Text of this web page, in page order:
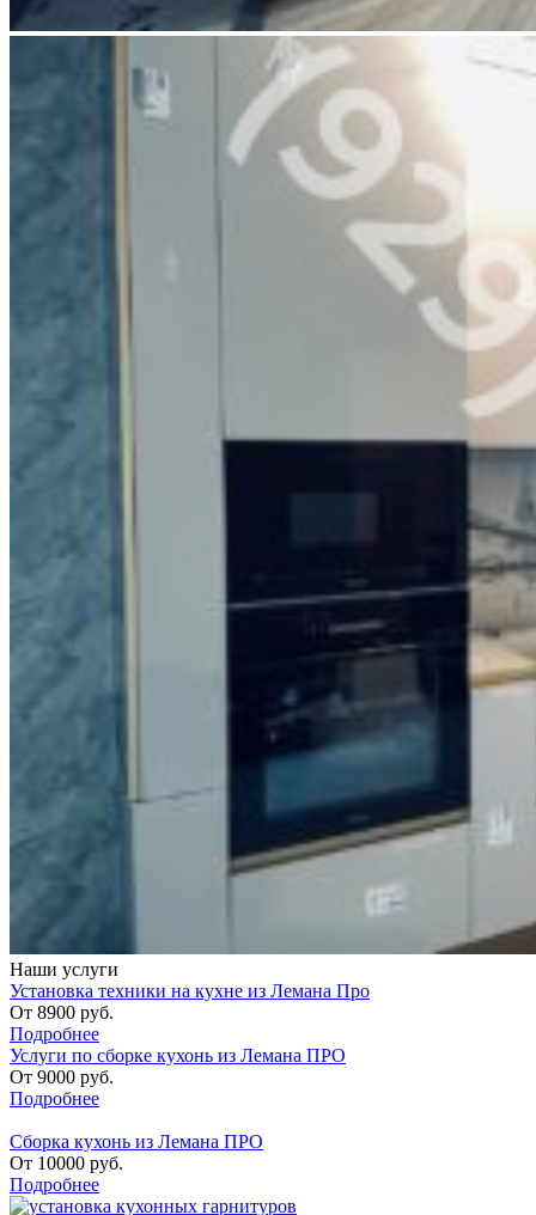
Наши услуги
Установка техники на кухне из Лемана Про
От 8900 руб.
Подробнее
Услуги по сборке кухонь из Лемана ПРО
От 9000 руб.
Подробнее
Сборка кухонь из Лемана ПРО
От 10000 руб.
Подробнее